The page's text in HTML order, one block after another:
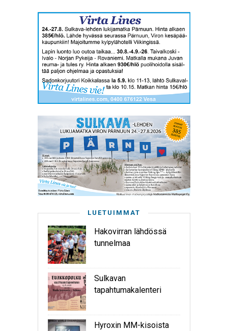
LUETUIMMAT
Hakovirran lähdössä
tunnelmaa
Sulkavan
tapahtumakalenteri
Hyroxin MM-kisoista